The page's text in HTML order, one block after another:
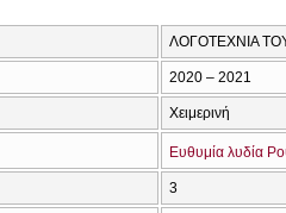
ΛΟΓΟΤΕΧΝΙΑ
2020 – 2021
Χειμερινή
Ευθυμία λυδία
3